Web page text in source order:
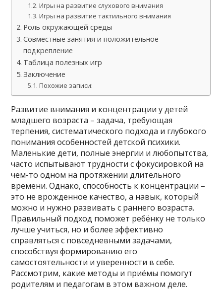
Игры на развитие слухового внимания
Игры на развитие тактильного внимания
Роль окружающей среды
Совместные занятия и положительное
подкрепление
Таблица полезных игр
Заключение
Похожие записи:
Развитие внимания и концентрации у детей
младшего возраста – задача, требующая
терпения, систематического подхода и глубокого
понимания особенностей детской психики.
Маленькие дети, полные энергии и любопытства,
часто испытывают трудности с фокусировкой на
чем-то одном на протяжении длительного
времени. Однако, способность к концентрации –
это не врожденное качество, а навык, который
можно и нужно развивать с раннего возраста.
Правильный подход поможет ребёнку не только
лучше учиться, но и более эффективно
справляться с повседневными задачами,
способствуя формированию его
самостоятельности и уверенности в себе.
Рассмотрим, какие методы и приёмы помогут
родителям и педагогам в этом важном деле.